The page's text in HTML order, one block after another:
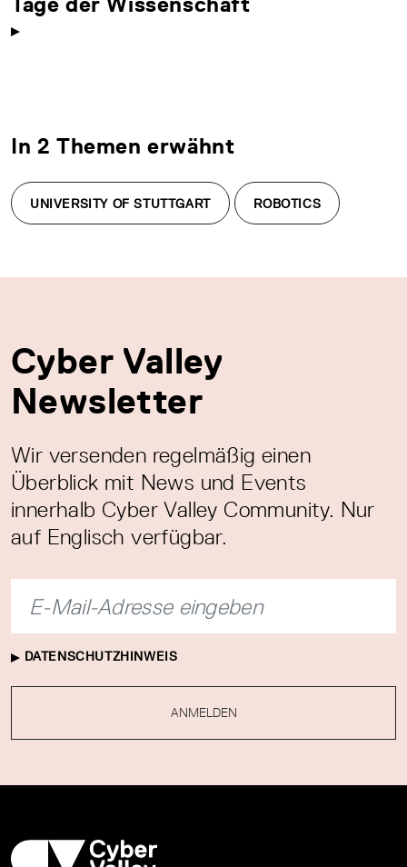
In 2 Themen erwähnt
UNIVERSITY OF STUTTGART ROBOTICS
Cyber Valley
Newsletter
Wir versenden regelmäßig einen
Überblick mit News und Events
innerhalb Cyber Valley Community. Nur
auf Englisch verfügbar.
DATENSCHUTZHINWEIS
ANMELDEN